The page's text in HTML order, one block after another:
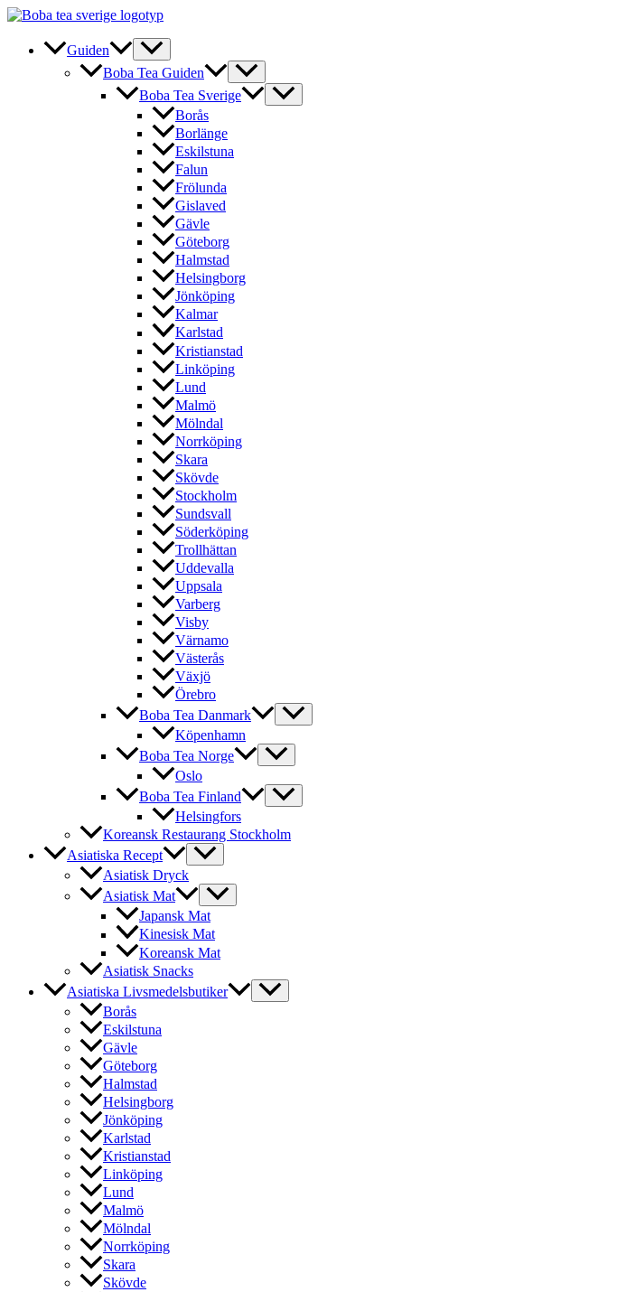
Hoppa
innehåll
Guiden
Boba Tea Guiden
Boba Tea Sverige
Borås
Borlänge
Eskilstuna
Falun
Frölunda
Gislaved
Gävle
Göteborg
Halmstad
Helsingborg
Jönköping
Kalmar
Karlstad
Kristianstad
Linköping
Lund
Malmö
Mölndal
Norrköping
Skara
Skövde
Stockholm
Sundsvall
Söderköping
Trollhättan
Uddevalla
Uppsala
Varberg
Visby
Värnamo
Västerås
Växjö
Örebro
Boba Tea Danmark
Köpenhamn
Boba Tea Norge
Oslo
Boba Tea Finland
Helsingfors
Koreansk Restaurang Stockholm
Asiatiska Recept
Asiatisk Dryck
Asiatisk Mat
Japansk Mat
Kinesisk Mat
Koreansk Mat
Asiatisk Snacks
Asiatiska Livsmedelsbutiker
Borås
Eskilstuna
Gävle
Göteborg
Halmstad
Helsingborg
Jönköping
Karlstad
Kristianstad
Linköping
Lund
Malmö
Mölndal
Norrköping
Skara
Skövde